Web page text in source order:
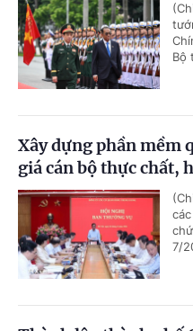
Bộ
Xây dựng phần mềm
giá cán bộ thực chất,
7/